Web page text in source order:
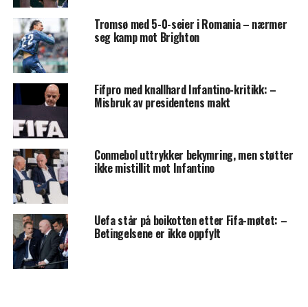
Tromsø med 5-0-seier i Romania – nærmer
seg kamp mot Brighton
Fifpro med knallhard Infantino-kritikk: –
Misbruk av presidentens makt
Conmebol uttrykker bekymring, men støtter
ikke mistillit mot Infantino
Uefa står på boikotten etter Fifa-møtet: –
Betingelsene er ikke oppfylt